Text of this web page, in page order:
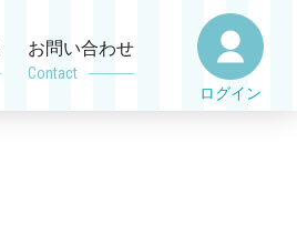
お問い合わせ
Contact
ログイン